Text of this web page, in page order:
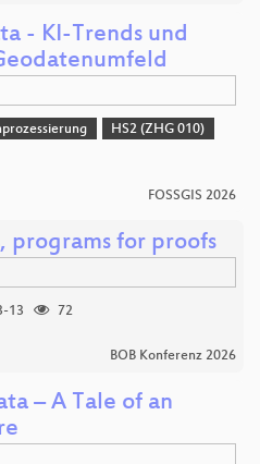
- KI-Trends und
HS2 (ZHG 010)
FOSSGIS 2026
programs for proofs
13
72
BOB Konferenz 2026
– A Tale of an